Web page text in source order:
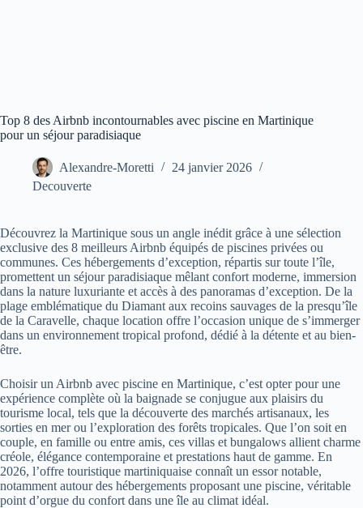
Top 8 des Airbnb incontournables avec piscine en Martinique
pour un séjour paradisiaque
Alexandre-Moretti
24 janvier 2026
Decouverte
Découvrez la Martinique sous un angle inédit grâce à une sélection
exclusive des 8 meilleurs Airbnb équipés de piscines privées ou
communes. Ces hébergements d’exception, répartis sur toute l’île,
promettent un séjour paradisiaque mêlant confort moderne, immersion
dans la nature luxuriante et accès à des panoramas d’exception. De la
plage emblématique du Diamant aux recoins sauvages de la presqu’île
de la Caravelle, chaque location offre l’occasion unique de s’immerger
dans un environnement tropical profond, dédié à la détente et au bien-
être.
Choisir un Airbnb avec piscine en Martinique, c’est opter pour une
expérience complète où la baignade se conjugue aux plaisirs du
tourisme local, tels que la découverte des marchés artisanaux, les
sorties en mer ou l’exploration des forêts tropicales. Que l’on soit en
couple, en famille ou entre amis, ces villas et bungalows allient charme
créole, élégance contemporaine et prestations haut de gamme. En
2026, l’offre touristique martiniquaise connaît un essor notable,
notamment autour des hébergements proposant une piscine, véritable
point d’orgue du confort dans une île au climat idéal.